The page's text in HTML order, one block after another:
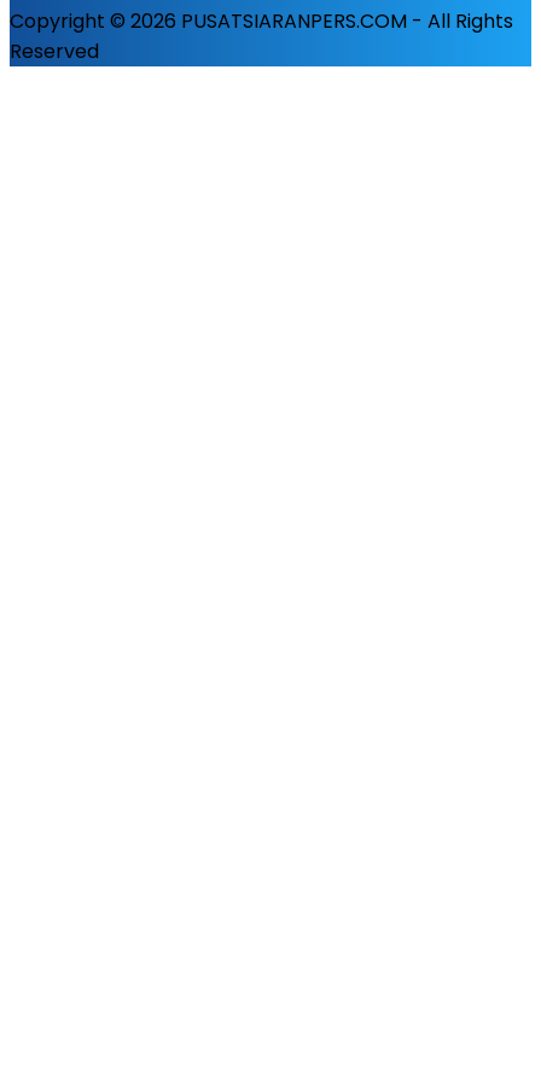
Copyright © 2026 PUSATSIARANPERS.COM - All Rights
Reserved